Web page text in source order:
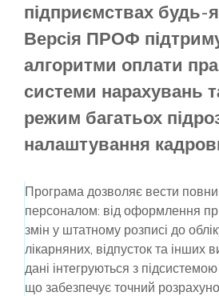
підприємствах будь-
Версія ПРОФ
алгоритми оплати
системи нарахувань
режим багатьох
налаштування
Програма дозволяє вести
персоналом: від оформлення
змін у штатному розписі до
лікарняних, відпусток та інших
дані інтегруються з
що забезпечує точний